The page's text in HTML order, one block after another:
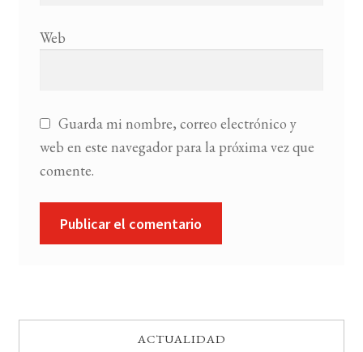
Web
Guarda mi nombre, correo electrónico y
web en este navegador para la próxima vez que
comente.
ACTUALIDAD